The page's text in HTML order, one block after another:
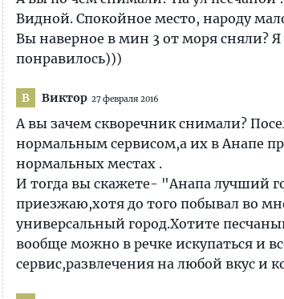
Видной. Спокойное место, народу
Вы наверное в мин 3 от моря сняли?
понравилось)))
В Виктор 27 февраля 2016
А вы зачем скворечник снимали?
нормальным сервисом,а их в Анапе
нормальных местах .
И тогда вы скажете- "Анапа лучший
приезжаю,хотя до того побывал во
универсальный город.Хотите
вообще можно в речке искупаться и
сервис,развлечения на любой вкус и